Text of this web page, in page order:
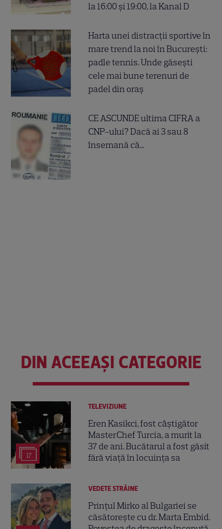
la 16:00 și 19:00, la Kanal D
Harta unei distracții sportive în
mare trend la noi în București:
padle tennis. Unde găsești
cele mai bune terenuri de
padel din oraș
CE ASCUNDE ultima CIFRA a
CNP-ului? Dacă ai 3 sau 8
însemană că...
DIN ACEEAȘI CATEGORIE
17
TELEVIZIUNE
Eren Kasikci, fost câștigător
MasterChef Turcia, a murit la
37 de ani. Bucătarul a fost găsit
fără viață în locuința sa
VEDETE STRĂINE
Prințul Mirko al Bulgariei se
căsătorește cu dr. Marta Embid.